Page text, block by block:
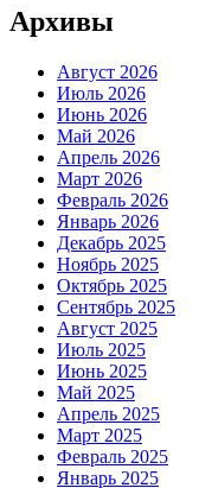
Архивы
Август 2026
Июль 2026
Июнь 2026
Май 2026
Апрель 2026
Март 2026
Февраль 2026
Январь 2026
Декабрь 2025
Ноябрь 2025
Октябрь 2025
Сентябрь 2025
Август 2025
Июль 2025
Июнь 2025
Май 2025
Апрель 2025
Март 2025
Февраль 2025
Январь 2025